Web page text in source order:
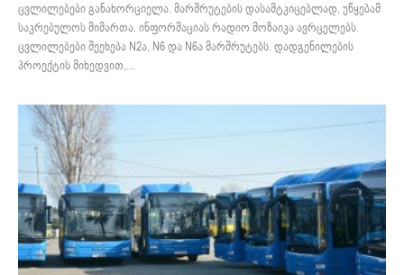
ცვლილებები განახორციელა. მარშრუტების დასამტკიცებლად, უწყებამ
საკრებულოს მიმართა. ინფორმაციას რადიო მოზაიკა ავრცელებს.
ცვლილებები შეეხება N2ა, N6 და N6ა მარშრუტებს. დადგენილების
პროექტის მიხედვით,...